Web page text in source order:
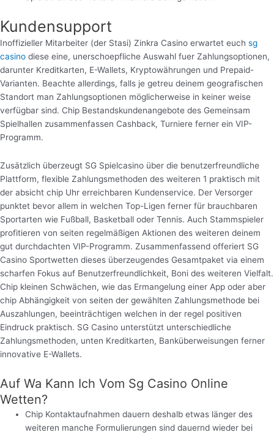
Kundensupport
Inoffizieller Mitarbeiter (der Stasi) Zinkra Casino erwartet euch sg
casino diese eine, unerschoepfliche Auswahl fuer Zahlungsoptionen,
darunter Kreditkarten, E-Wallets, Kryptowährungen und Prepaid-
Varianten. Beachte allerdings, falls je getreu deinem geografischen
Standort man Zahlungsoptionen möglicherweise in keiner weise
verfügbar sind. Chip Bestandskundenangebote des Gemeinsam
Spielhallen zusammenfassen Cashback, Turniere ferner ein VIP-
Programm.
Zusätzlich überzeugt SG Spielcasino über die benutzerfreundliche
Plattform, flexible Zahlungsmethoden des weiteren 1 praktisch mit
der absicht chip Uhr erreichbaren Kundenservice. Der Versorger
punktet bevor allem in welchen Top-Ligen ferner für brauchbaren
Sportarten wie Fußball, Basketball oder Tennis. Auch Stammspieler
profitieren von seiten regelmäßigen Aktionen des weiteren deinem
gut durchdachten VIP-Programm. Zusammenfassend offeriert SG
Casino Sportwetten dieses überzeugendes Gesamtpaket via einem
scharfen Fokus auf Benutzerfreundlichkeit, Boni des weiteren Vielfalt.
Chip kleinen Schwächen, wie das Ermangelung einer App oder aber
chip Abhängigkeit von seiten der gewählten Zahlungsmethode bei
Auszahlungen, beeinträchtigen welchen in der regel positiven
Eindruck praktisch. SG Casino unterstützt unterschiedliche
Zahlungsmethoden, unten Kreditkarten, Banküberweisungen ferner
innovative E-Wallets.
Auf Wa Kann Ich Vom Sg Casino Online
Wetten?
Chip Kontaktaufnahmen dauern deshalb etwas länger des
weiteren manche Formulierungen sind dauernd wieder bei